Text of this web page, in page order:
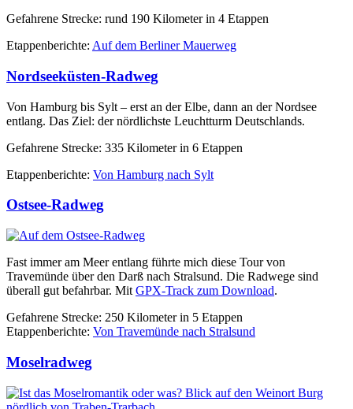
Gefahrene Strecke: rund 190 Kilometer in 4 Etappen
Etappenberichte: Auf dem Berliner Mauerweg
Nordseeküsten-Radweg
Von Hamburg bis Sylt – erst an der Elbe, dann an der Nordsee
entlang. Das Ziel: der nördlichste Leuchtturm Deutschlands.
Gefahrene Strecke: 335 Kilometer in 6 Etappen
Etappenberichte: Von Hamburg nach Sylt
Ostsee-Radweg
Fast immer am Meer entlang führte mich diese Tour von
Travemünde über den Darß nach Stralsund. Die Radwege sind
überall gut befahrbar. Mit GPX-Track zum Download.
Gefahrene Strecke: 250 Kilometer in 5 Etappen
Etappenberichte: Von Travemünde nach Stralsund
Moselradweg